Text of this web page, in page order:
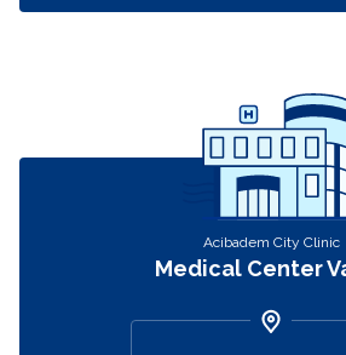
Acibadem City Clinic
Medical Center